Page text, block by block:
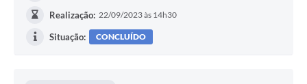
Realização: 22/09/2023 às 14h30
Situação: CONCLUÍDO